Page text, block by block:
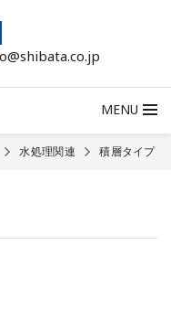
MENU
水処理関連 積層タイプ